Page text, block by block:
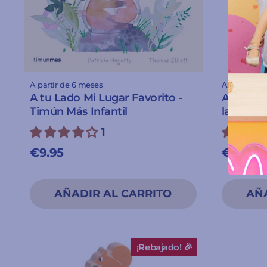
A partir de 6 meses
A tu Lado Mi Lugar Favorito -
Timún Más Infantil
1
€9.95
A partir de 3
A veces
la
€17.50
¡Rebajado! 🎉